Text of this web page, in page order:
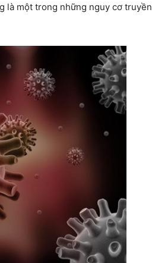
là một trong những nguy cơ truyền